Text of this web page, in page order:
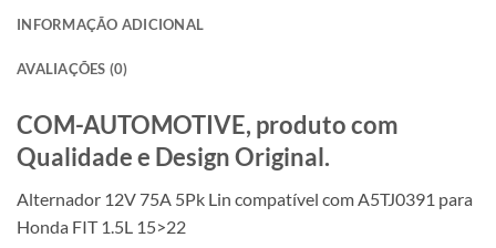
INFORMAÇÃO ADICIONAL
AVALIAÇÕES (0)
COM-AUTOMOTIVE, produto com
Qualidade e Design Original.
Alternador 12V 75A 5Pk Lin compatível com A5TJ0391 para
Honda FIT 1.5L 15>22